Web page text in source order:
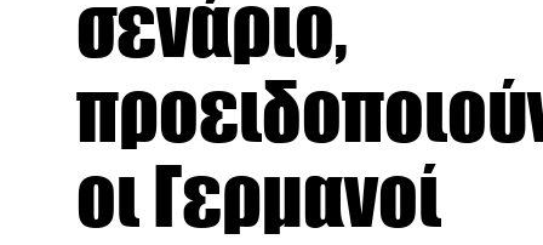
σενάριο,
οι Γερμανοί